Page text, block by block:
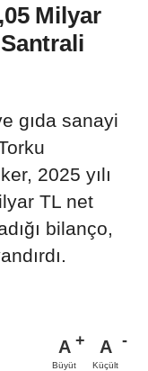
Milyar
gıda sanayi
2025 yılı
TL net
bilanço,
A
Büyüt
A
Küçült